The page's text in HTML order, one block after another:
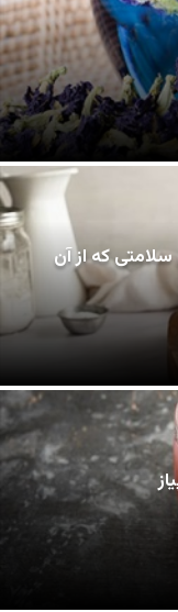
که از آن